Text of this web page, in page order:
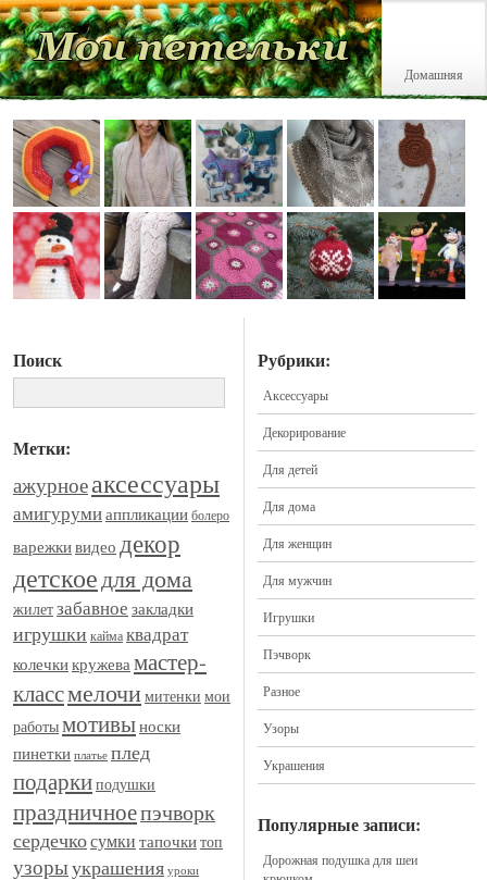
Домашняя
Поиск
Метки:
ажурноеаксессуары
амигурумиаппликацииболеро
варежкивидео декор
детскоедля дома
жилетзабавное закладки
игрушки каймаквадрат
колечкикружевамастер-
классмелочи митенки мои
работымотивыноски
пинетки платье плед
подаркиподушки
праздничноепэчворк
сердечкосумки тапочкитоп
узорыукрашения уроки
Рубрики:
Аксессуары
Декорирование
Для детей
Для дома
Для женщин
Для мужчин
Игрушки
Пэчворк
Разное
Узоры
Украшения
Популярные записи:
Дорожная подушка для шеи